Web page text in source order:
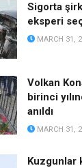
Sigorta
eksperi
MARCH 31,
Volkan
birinci
anıldı
MARCH 31,
Kuzgunlar